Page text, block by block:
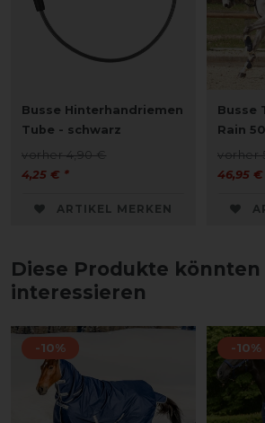
Busse Hinterhandriemen
Tube - schwarz
vorher 4,90 €
4,25 € *
ARTIKEL MERKEN
Busse
Rain
vorher
46,95
Diese Produkte könnten
interessieren
-10% -10%